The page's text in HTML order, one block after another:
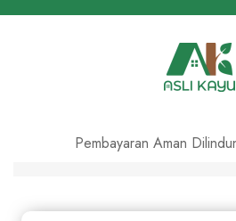
Pembayaran Aman